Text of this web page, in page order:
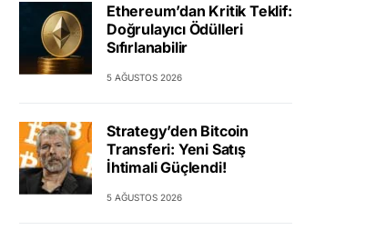
Ethereum’dan Kritik Teklif:
Doğrulayıcı Ödülleri
Sıfırlanabilir
5 AĞUSTOS 2026
Strategy’den Bitcoin
Transferi: Yeni Satış
İhtimali Güçlendi!
5 AĞUSTOS 2026